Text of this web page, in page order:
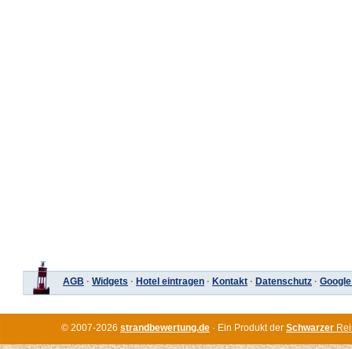
AGB · Widgets · Hotel eintragen · Kontakt · Datenschutz ·
© 2007-2026 strandbewertung.de · Ein Produkt der Schwarzer